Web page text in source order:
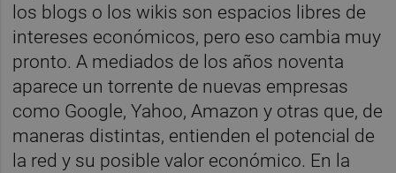
los blogs o los wikis son espacios libres de
intereses económicos, pero eso cambia muy
pronto. A mediados de los años noventa
aparece un torrente de nuevas empresas
como Google, Yahoo, Amazon y otras que, de
maneras distintas, entienden el potencial de
la red y su posible valor económico. En la